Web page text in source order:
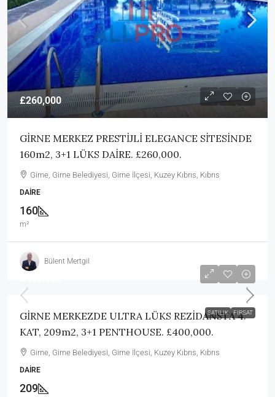
£260,000
GİRNE MERKEZ PRESTİJLİ ELEGANCE SİTESİNDE
160m2, 3+1 LÜKS DAİRE. £260,000.
Girne, Girne Belediyesi, Girne İlçesi, Kuzey Kıbrıs, Kıbrıs
DAIRE
160
m²
Bülent Mertgil
SATILIK FIRSAT
GİRNE MERKEZDE ULTRA LÜKS REZİDANSTA 4.
KAT, 209m2, 3+1 PENTHOUSE. £400,000.
Girne, Girne Belediyesi, Girne İlçesi, Kuzey Kıbrıs, Kıbrıs
DAIRE
209